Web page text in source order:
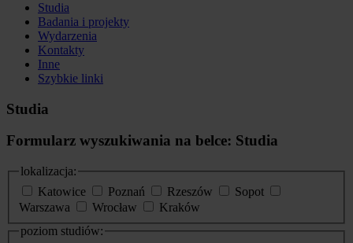
Studia
Badania i projekty
Wydarzenia
Kontakty
Inne
Szybkie linki
Studia
Formularz wyszukiwania na belce: Studia
lokalizacja:
Katowice
Poznań Rzeszów
Sopot
Warszawa
Wrocław
Kraków
poziom studiów: